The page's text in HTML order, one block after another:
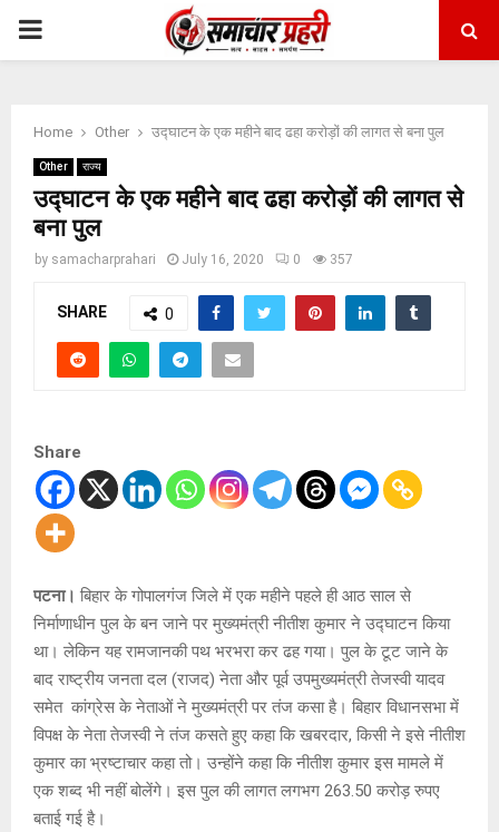
PRIMARY
Home Other उद्घाटन के एक महीने बाद ढहा करोड़ों की लागत से बना पुल
Other राज्य
उद्घाटन के एक महीने बाद ढहा करोड़ों की लागत से
बना पुल
by samacharprahari July 16, 2020 0 357
SHARE 0
Share
पटना। बिहार के गोपालगंज जिले में एक महीने पहले ही आठ साल से
निर्माणाधीन पुल के बन जाने पर मुख्यमंत्री नीतीश कुमार ने उद्घाटन किया
था। लेकिन यह रामजानकी पथ भरभरा कर ढह गया। पुल के टूट जाने के
बाद राष्ट्रीय जनता दल (राजद) नेता और पूर्व उपमुख्यमंत्री तेजस्वी यादव
समेत कांग्रेस के नेताओं ने मुख्यमंत्री पर तंज कसा है। बिहार विधानसभा में
विपक्ष के नेता तेजस्वी ने तंज कसते हुए कहा कि खबरदार, किसी ने इसे नीतीश
कुमार का भ्रष्टाचार कहा तो। उन्होंने कहा कि नीतीश कुमार इस मामले में
एक शब्द भी नहीं बोलेंगे। इस पुल की लागत लगभग 263.50 करोड़ रुपए
बताई गई है।